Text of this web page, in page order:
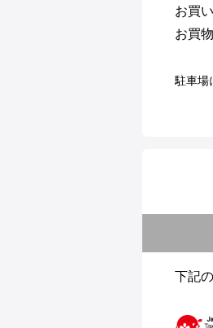
お買
お買
駐車場
下記